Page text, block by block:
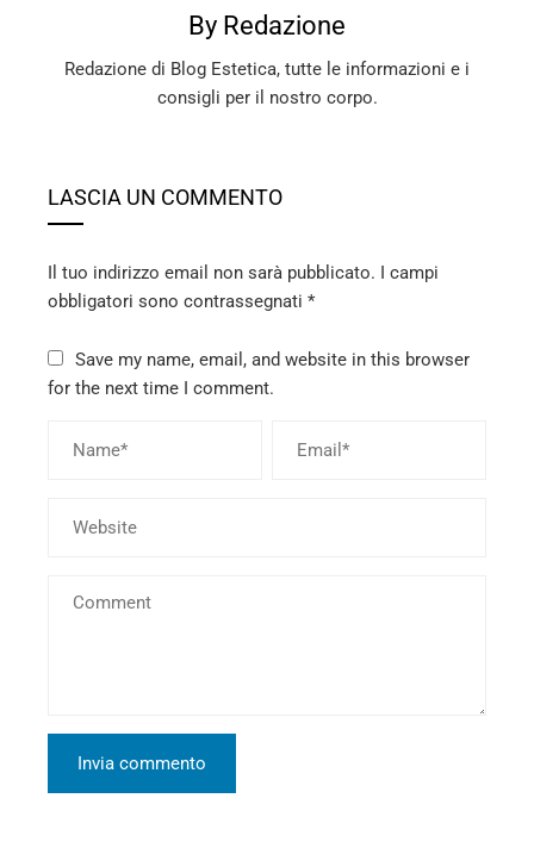
By Redazione
Redazione di Blog Estetica, tutte le informazioni e i
consigli per il nostro corpo.
LASCIA UN COMMENTO
Il tuo indirizzo email non sarà pubblicato. I campi
obbligatori sono contrassegnati *
Save my name, email, and website in this browser
for the next time I comment.